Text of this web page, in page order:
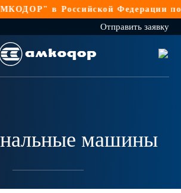
в Российской Федерации по
Отправить заявку
машины